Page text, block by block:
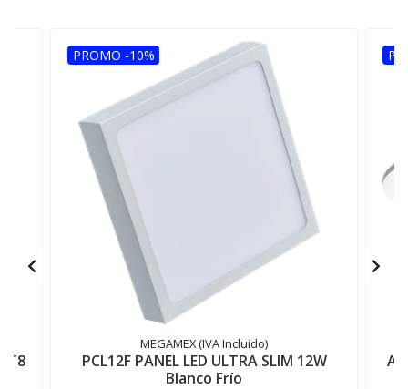
T8
PROMO -10%
MEGAMEX (IVA Incluido)
PCL12F PANEL LED ULTRA SLIM 12W
Blanco Frío